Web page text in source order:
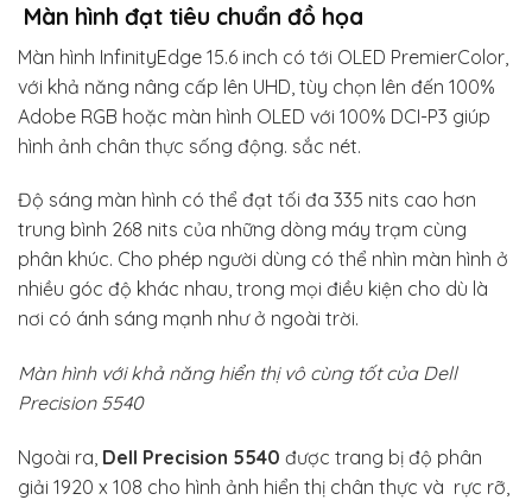
Màn hình đạt tiêu chuẩn đồ họa
Màn hình InfinityEdge 15.6 inch có tới OLED PremierColor,
với khả năng nâng cấp lên UHD, tùy chọn lên đến 100%
Adobe RGB hoặc màn hình OLED với 100% DCI-P3 giúp
hình ảnh chân thực sống động. sắc nét.
Độ sáng màn hình có thể đạt tối đa 335 nits cao hơn
trung bình 268 nits của những dòng máy trạm cùng
phân khúc. Cho phép người dùng có thể nhìn màn hình ở
nhiều góc độ khác nhau, trong mọi điều kiện cho dù là
nơi có ánh sáng mạnh như ở ngoài trời.
Màn hình với khả năng hiển thị vô cùng tốt của Dell
Precision 5540
Ngoài ra, Dell Precision 5540 được trang bị độ phân
giải 1920 x 108 cho hình ảnh hiển thị chân thực và rực rỡ,